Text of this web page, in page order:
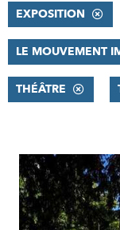
EXPOSITION
LE MOUVEMENT
THÉÂTRE
RÉSULTATS